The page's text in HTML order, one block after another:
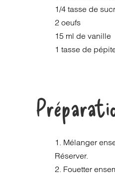
1/4 tasse de
2 oeufs
15 ml de vanille
1 tasse de
1. Mélanger
Réserver.
2. Fouetter